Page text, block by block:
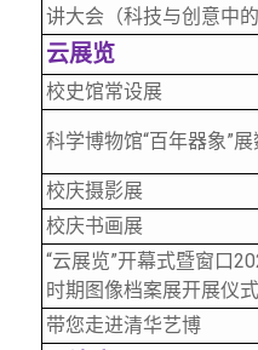
讲大会（科技与创意中的
云展览
校史馆常设展
科学博物馆“百年器象”
校庆摄影展
校庆书画展
“云展览”开幕式暨窗口
时期图像档案展开展仪式
带您走进清华艺博